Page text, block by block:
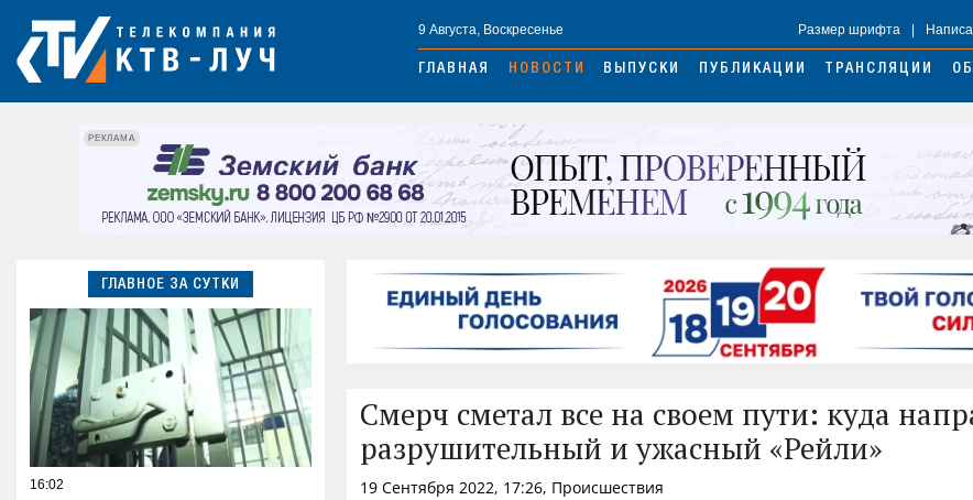
9 Августа, Воскресенье Размер шрифта
ГЛАВНАЯ НОВОСТИ ВЫПУСКИ ПУБЛИКАЦИИ ТРАНСЛЯЦИИ
РЕКЛАМА
ГЛАВНОЕ ЗА СУТКИ
16:02
Смерч сметал все на своем пути: куда
разрушительный и ужасный «Рейли»
19 Сентября 2022, 17:26, Происшествия